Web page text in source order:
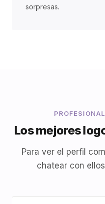
sorpresas.
Los mejores
Para ver el perfil
chatear con